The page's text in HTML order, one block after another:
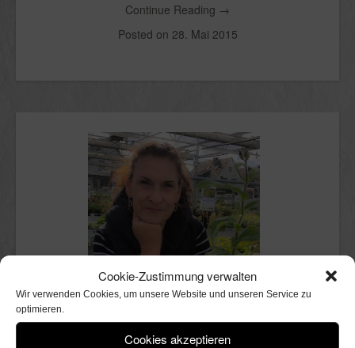
Cookie-Zustimmung verwalten
Wir verwenden Cookies, um unsere Website und unseren Service zu
optimieren.
Cookies akzeptieren
Continue Reading →
Posted on 28. Mai 2015